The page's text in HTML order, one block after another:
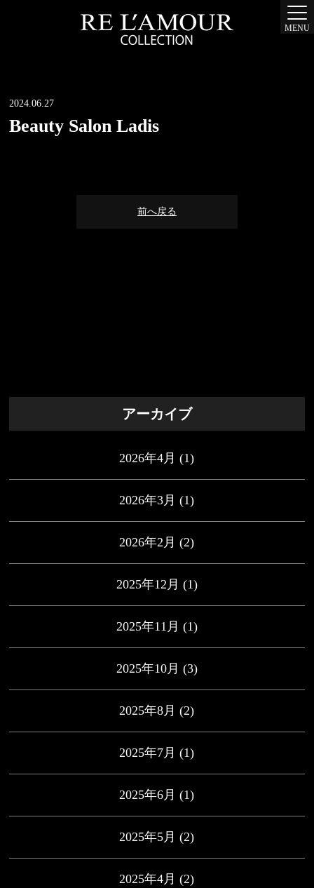
MENU
2024.06.27
Beauty Salon Ladis
前へ戻る
アーカイブ
2026年4月 (1)
2026年3月 (1)
2026年2月 (2)
2025年12月 (1)
2025年11月 (1)
2025年10月 (3)
2025年8月 (2)
2025年7月 (1)
2025年6月 (1)
2025年5月 (2)
2025年4月 (2)